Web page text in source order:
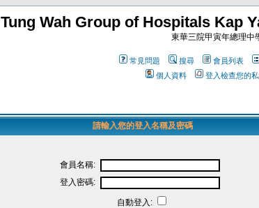
Tung Wah Group of Hospitals Kap
東華三院甲寅年總理中
常見問題 搜尋 會員列表
個人資料
登入檢查您的
請輸入您的登入名稱及密碼
會員名稱:
登入密碼:
自動登入: